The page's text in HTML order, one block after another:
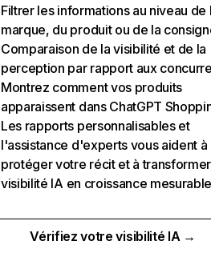
Filtrer les informations au niveau de
marque, du produit ou de la
Comparaison de la visibilité et de la
perception par rapport aux
Montrez comment vos produits
apparaissent dans ChatGPT
Les rapports personnalisables et
l'assistance d'experts vous aident à
protéger votre récit et à
visibilité IA en croissance
Vérifiez votre visibilité IA →